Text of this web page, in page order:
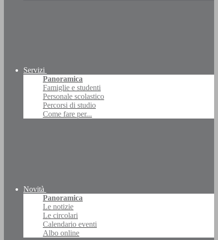
Servizi
Panoramica
Famiglie e studenti
Personale scolastico
Percorsi di studio
Come fare per...
Novità
Panoramica
Le notizie
Le circolari
Calendario eventi
Albo online